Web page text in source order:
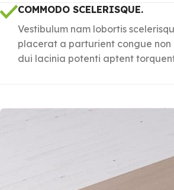
COMMODO SCELERISQUE.
Vestibulum nam lobortis
placerat a parturient congue non
dui lacinia potenti aptent